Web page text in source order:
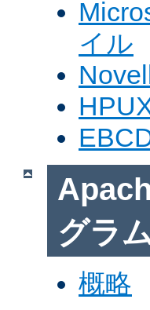
イル
グラ
概略